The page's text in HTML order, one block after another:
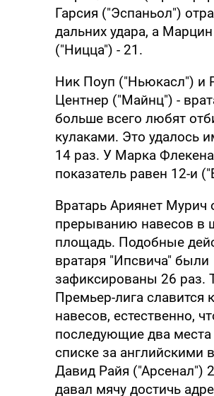
Гарсия ("Эспаньол")
дальних удара, а
("Ницца") - 21.
Ник Поуп ("Ньюкасл") и
Центнер ("Майнц") -
больше всего любят
кулаками. Это удалось
14 раз. У Марка Флекена
показатель равен 12-и
Вратарь Ариянет Мурич
прерыванию навесов в
площадь. Подобные
вратаря "Ипсвича" были
зафиксированы 26 раз.
Премьер-лига славится
навесов, естественно,
последующие два места
списке за английскими
Давид Райя ("Арсенал")
давал мячу достичь